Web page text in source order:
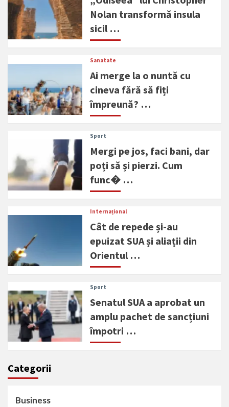
Nolan transformă insula
sicil …
Sanatate
Ai merge la o nuntă cu
cineva fără să fiți
împreună? …
Sport
Mergi pe jos, faci bani, dar
poți să și pierzi. Cum
func� …
Internațional
Cât de repede și-au
epuizat SUA și aliații din
Orientul …
Sport
Senatul SUA a aprobat un
amplu pachet de sancțiuni
împotri …
Categorii
Business